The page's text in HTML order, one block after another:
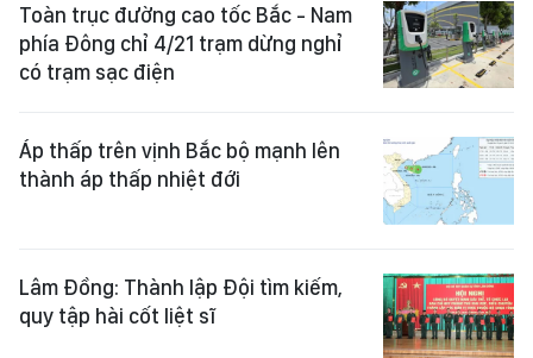
Toàn trục đường cao tốc Bắc - Nam
phía Đông chỉ 4/21 trạm dừng nghỉ
có trạm sạc điện
Áp thấp trên vịnh Bắc bộ mạnh lên
thành áp thấp nhiệt đới
Lâm Đồng: Thành lập Đội tìm kiếm,
quy tập hài cốt liệt sĩ